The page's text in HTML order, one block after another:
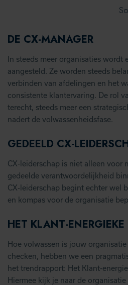
DE CX-MANAGER
In steeds meer organisaties wordt
aangesteld. Ze worden steeds
verbinden van afdelingen en het
consistente klantervaring. De rol
terecht, steeds meer een
nadert de volwassenheidsfase.
GEDEELD CX-
CX-leiderschap is niet alleen voor
gedeelde verantwoordelijkheid
CX-leiderschap begint echter wel
en kompas voor de organisatie
HET KLANT-
Hoe volwassen is jouw
checken, hebben we een
het trendrapport: Het Klant-
Hiermee kijk je naar de organisatie